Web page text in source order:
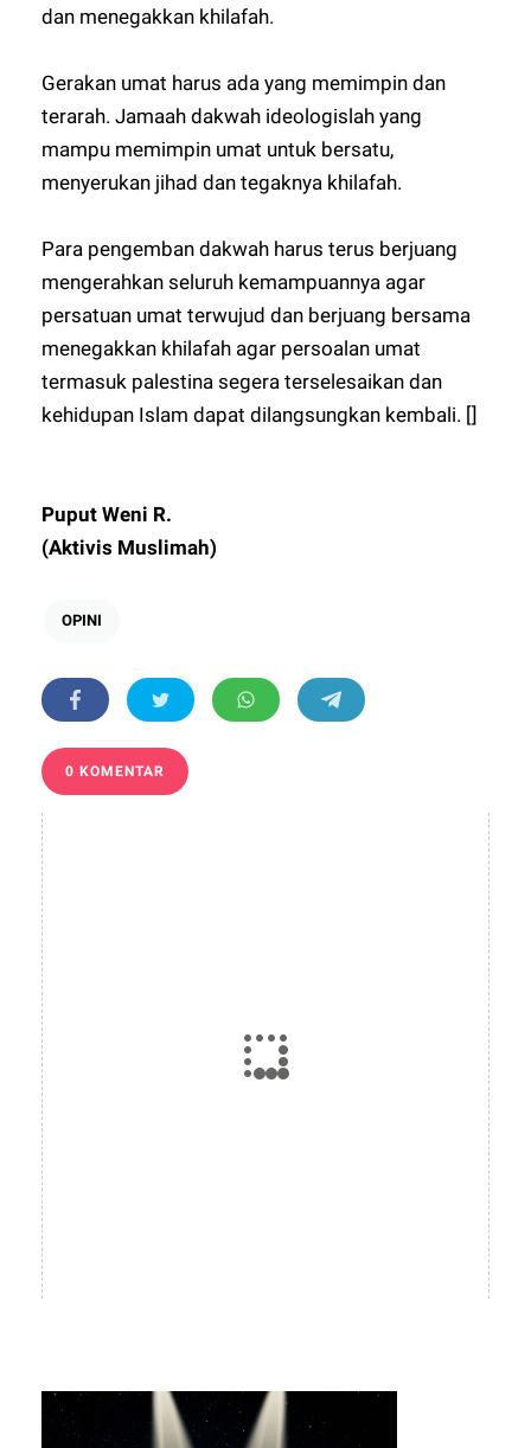
dan menegakkan khilafah.
Gerakan umat harus ada yang memimpin dan
terarah. Jamaah dakwah ideologislah yang
mampu memimpin umat untuk bersatu,
menyerukan jihad dan tegaknya khilafah.
Para pengemban dakwah harus terus berjuang
mengerahkan seluruh kemampuannya agar
persatuan umat terwujud dan berjuang bersama
menegakkan khilafah agar persoalan umat
termasuk palestina segera terselesaikan dan
kehidupan Islam dapat dilangsungkan kembali. []
Puput Weni R.
(Aktivis Muslimah)
OPINI
0 KOMENTAR